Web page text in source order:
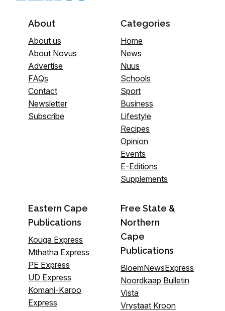
About
About us
About Novus
Advertise
FAQs
Contact
Newsletter
Subscribe
Categories
Home
News
Nuus
Schools
Sport
Business
Lifestyle
Recipes
Opinion
Events
E-Editions
Supplements
Eastern Cape
Publications
Kouga Express
Mthatha Express
PE Express
UD Express
Komani-Karoo
Express
Free State &
Northern
Cape
Publications
BloemNewsExpress
Noordkaap Bulletin
Vista
Vrystaat Kroon